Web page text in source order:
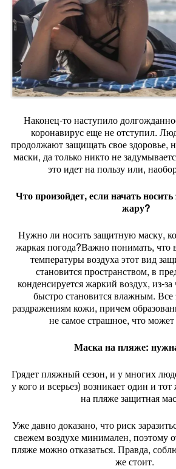
Наконец-то наступило
коронавирус еще не отступил.
продолжают защищать свое здоровье,
маски, да только никто не
это идет на пользу или,
Что произойдет, если начать
жару?
Нужно ли носить защитную маску,
жаркая погода?Важно понимать, что
температуры воздуха этот вид
становится пространством, в
конденсируется жаркий воздух, из-за
быстро становится влажным. Все
раздражениям кожи, причем
не самое страшное, что может
Маска на пляже:
Грядет пляжный сезон, и у многих
у кого и всерьез) возникает один и
на пляже защитная
Уже давно доказано, что риск
свежем воздухе минимален, поэтому
пляже можно отказаться. Правда,
же стоит.